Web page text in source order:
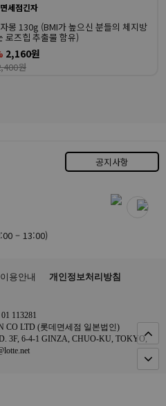
세점긴자
몽 130g (BMI가 높으신 분들의 체지방
로즈힙 추출물 함유)
2,160원
원
공지사항
– 13:00)
이용안내 개인정보처리방침
113281
CO LTD (롯데면세점 일본법인)
3F, 6-4-1 GINZA, CHUO-KU, TOKYO,